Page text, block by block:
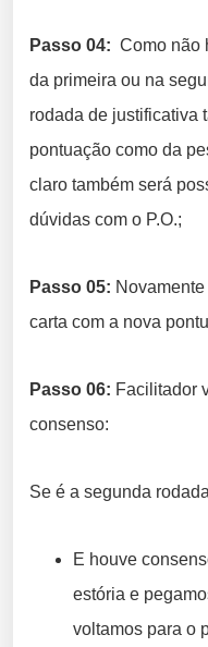
Passo 04: Como não
da primeira ou na
rodada de justificativa
pontuação como da
claro também será
dúvidas com o P.O.;
Passo 05:
carta com a nova
Passo 06: Facilitador
consenso:
Se é a segunda
E houve
estória e
voltamos para o